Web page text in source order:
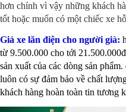
hơn chính vì vậy những khách
tốt hoặc muốn có một chiếc xe
Giá xe lăn điện cho người già:
từ 9.500.000 cho tới
sản xuất của các dòng sản
luôn có sự đảm bảo về chất
khách hàng hoàn toàn tin tương